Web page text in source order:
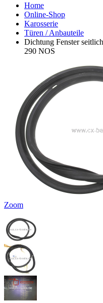
Home
Online-Shop
Karosserie
Türen / Anbauteile
Dichtung Fenster
290 NOS
Zoom